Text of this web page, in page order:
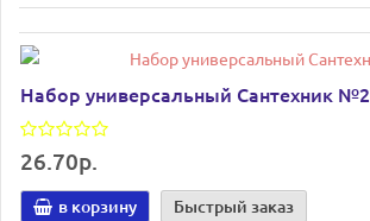
Набор универсальный Сантехник №2
26.70р.
в корзину Быстрый заказ